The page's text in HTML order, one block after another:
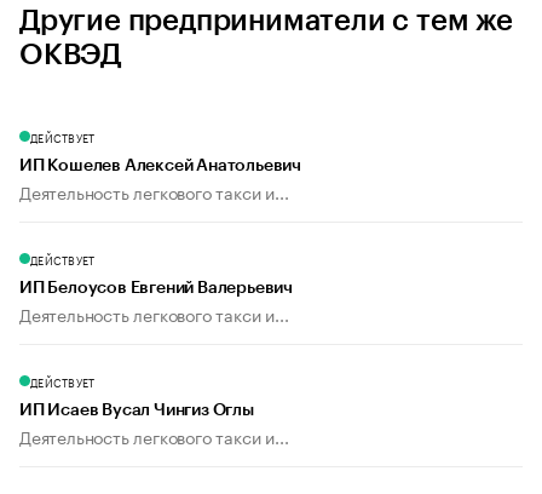
Другие предприниматели с тем же
ОКВЭД
ДЕЙСТВУЕТ
ИП Кошелев Алексей Анатольевич
Деятельность легкового такси и...
ДЕЙСТВУЕТ
ИП Белоусов Евгений Валерьевич
Деятельность легкового такси и...
ДЕЙСТВУЕТ
ИП Исаев Вусал Чингиз Оглы
Деятельность легкового такси и...